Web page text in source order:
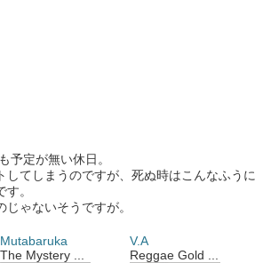
予定が無い休日。
てしまうのですが、死ぬ時はこんなふうに
。
ゃないそうですが。
Mutabaruka
The Mystery ...
V.A
Reggae Gold ...